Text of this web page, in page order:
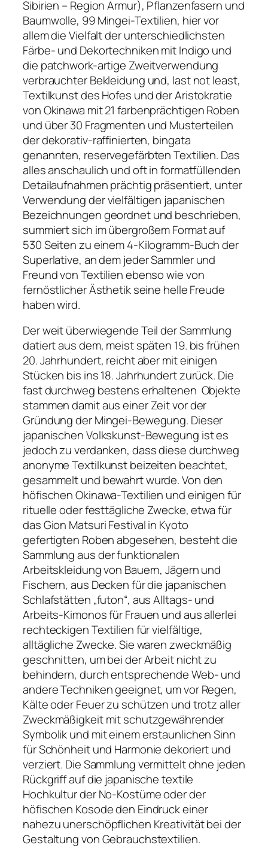
Sibirien – Region Armur), Pflanzenfasern und
Baumwolle, 99 Mingei-Textilien, hier vor
allem die Vielfalt der unterschiedlichsten
Färbe- und Dekortechniken mit Indigo und
die patchwork-artige Zweitverwendung
verbrauchter Bekleidung und, last not least,
Textilkunst des Hofes und der Aristokratie
von Okinawa mit 21 farbenprächtigen Roben
und über 30 Fragmenten und Musterteilen
der dekorativ-raffinierten, bingata
genannten, reservegefärbten Textilien. Das
alles anschaulich und oft in formatfüllenden
Detailaufnahmen prächtig präsentiert, unter
Verwendung der vielfältigen japanischen
Bezeichnungen geordnet und beschrieben,
summiert sich im übergroßem Format auf
530 Seiten zu einem 4-Kilogramm-Buch der
Superlative, an dem jeder Sammler und
Freund von Textilien ebenso wie von
fernöstlicher Ästhetik seine helle Freude
haben wird.
Der weit überwiegende Teil der Sammlung
datiert aus dem, meist späten 19. bis frühen
20. Jahrhundert, reicht aber mit einigen
Stücken bis ins 18. Jahrhundert zurück. Die
fast durchweg bestens erhaltenen Objekte
stammen damit aus einer Zeit vor der
Gründung der Mingei-Bewegung. Dieser
japanischen Volkskunst-Bewegung ist es
jedoch zu verdanken, dass diese durchweg
anonyme Textilkunst beizeiten beachtet,
gesammelt und bewahrt wurde. Von den
höfischen Okinawa-Textilien und einigen für
rituelle oder festtägliche Zwecke, etwa für
das Gion Matsuri Festival in Kyoto
gefertigten Roben abgesehen, besteht die
Sammlung aus der funktionalen
Arbeitskleidung von Bauern, Jägern und
Fischern, aus Decken für die japanischen
Schlafstätten „futon“, aus Alltags- und
Arbeits-Kimonos für Frauen und aus allerlei
rechteckigen Textilien für vielfältige,
alltägliche Zwecke. Sie waren zweckmäßig
geschnitten, um bei der Arbeit nicht zu
behindern, durch entsprechende Web- und
andere Techniken geeignet, um vor Regen,
Kälte oder Feuer zu schützen und trotz aller
Zweckmäßigkeit mit schutzgewährender
Symbolik und mit einem erstaunlichen Sinn
für Schönheit und Harmonie dekoriert und
verziert. Die Sammlung vermittelt ohne jeden
Rückgriff auf die japanische textile
Hochkultur der No-Kostüme oder der
höfischen Kosode den Eindruck einer
nahezu unerschöpflichen Kreativität bei der
Gestaltung von Gebrauchstextilien.